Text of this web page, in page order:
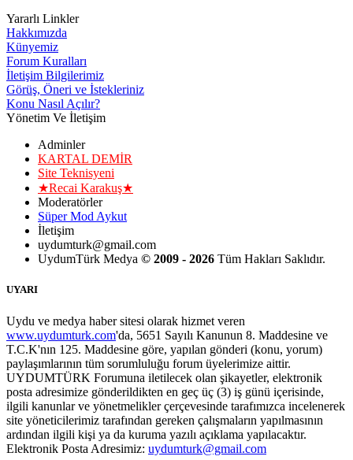
Yararlı Linkler
Hakkımızda
Künyemiz
Forum Kuralları
İletişim Bilgilerimiz
Görüş, Öneri ve İstekleriniz
Konu Nasıl Açılır?
Yönetim Ve İletişim
Adminler
KARTAL DEMİR
Site Teknisyeni
★Recai Karakuş★
Moderatörler
Süper Mod Aykut
İletişim
uydumturk@gmail.com
UydumTürk Medya © 2009 - 2026 Tüm Hakları Saklıdır.
UYARI
Uydu ve medya haber sitesi olarak hizmet veren
www.uydumturk.com'da, 5651 Sayılı Kanunun 8. Maddesine ve
T.C.K'nın 125. Maddesine göre, yapılan gönderi (konu, yorum)
paylaşımlarının tüm sorumluluğu forum üyelerimize aittir.
UYDUMTÜRK Forumuna iletilecek olan şikayetler, elektronik
posta adresimize gönderildikten en geç üç (3) iş günü içerisinde,
ilgili kanunlar ve yönetmelikler çerçevesinde tarafımızca incelenerek
site yöneticilerimiz tarafından gereken çalışmaların yapılmasının
ardından ilgili kişi ya da kuruma yazılı açıklama yapılacaktır.
Elektronik Posta Adresimiz: uydumturk@gmail.com